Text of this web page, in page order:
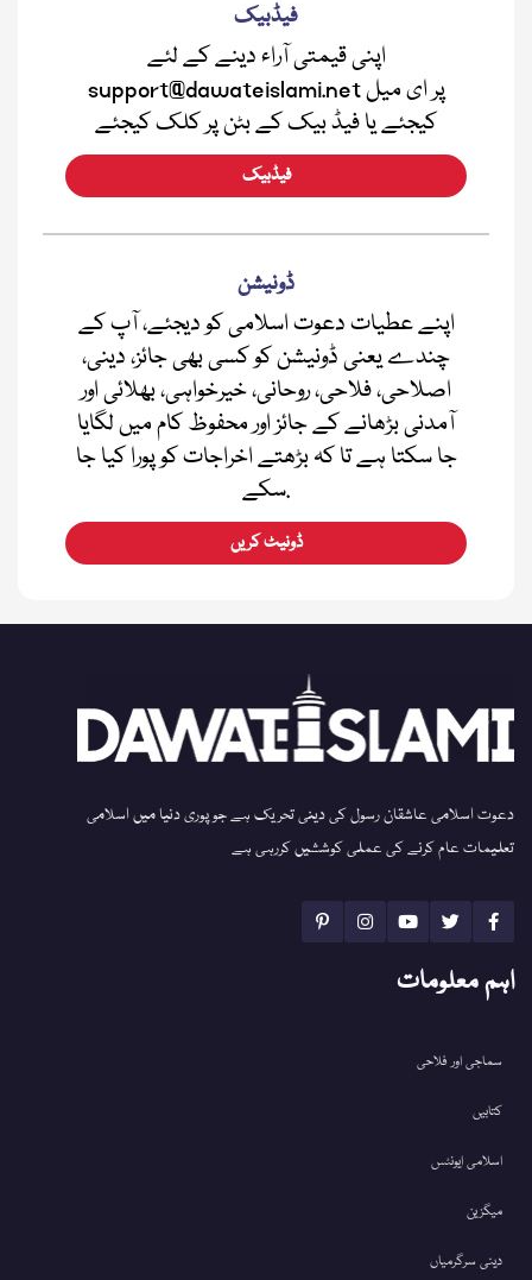
فیڈبیک
اپنی قیمتی آراء دینے کے لئے
support@dawateislami.net پر ای میل
کیجئے یا فیڈ بیک کے بٹن پر کلک کیجئے
فیڈبیک
ڈونیشن
اپنے عطیات دعوت اسلامی کو دیجئے، آپ کے
چندے یعنی ڈونیشن کو کسی بھی جائز، دینی،
اصلاحی، فلاحی، روحانی، خیرخواہی، بھلائی اور
آمدنی بڑھانے کے جائز اور محفوظ کام میں لگایا
جا سکتا ہے تا کہ بڑھتے اخراجات کو پورا کیا جا
سکے.
ڈونیٹ کریں
دعوت اسلامی عاشقان رسول کی دینی تحریک ہے جو پوری دنیا میں اسلامی
تعلیمات عام کرنے کی عملی کوششیں کررہی ہے
اہم معلومات
سماجی اور فلاحی
کتابیں
اسلامی ایونٹس
میگزین
دینی سرگرمیاں